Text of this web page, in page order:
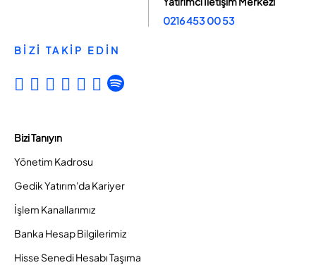
0216 453 00 53
BİZİ TAKİP EDİN
Bizi Tanıyın
Yönetim Kadrosu
Gedik Yatırım'da Kariyer
İşlem Kanallarımız
Banka Hesap Bilgilerimiz
Hisse Senedi Hesabı Taşıma